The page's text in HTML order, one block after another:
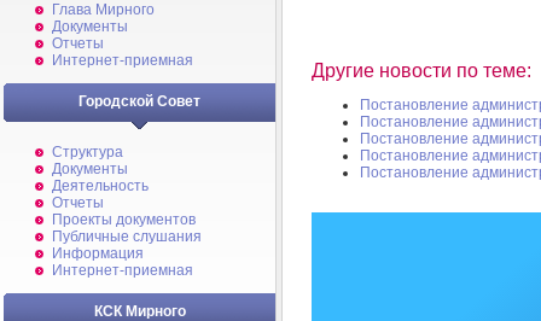
Глава Мирного
Документы
Отчеты
Интернет-приемная
Городской Совет
Структура
Документы
Деятельность
Отчеты
Проекты документов
Публичные слушания
Информация
Интернет-приемная
КСК Мирного
Другие новости по теме:
Постановление
Постановление
Постановление
Постановление
Постановление